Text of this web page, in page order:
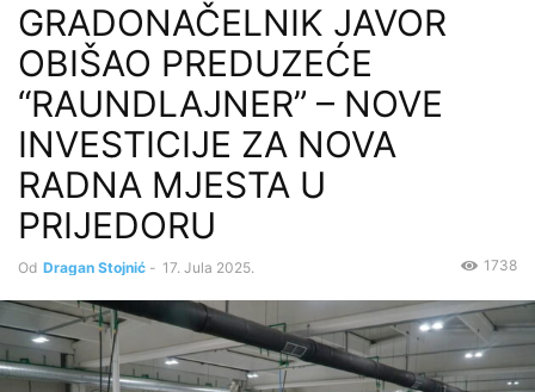
GRADONAČELNIK JAVOR
OBIŠAO PREDUZEĆE
“RAUNDLAJNER” – NOVE
INVESTICIJE ZA NOVA
RADNA MJESTA U
PRIJEDORU
Od Dragan Stojnić - 17. Jula 2025. 1738